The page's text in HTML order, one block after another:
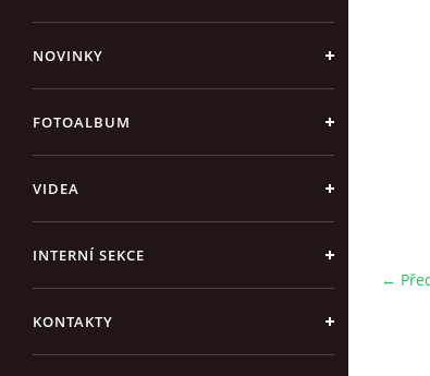
NOVINKY
FOTOALBUM
VIDEA
INTERNÍ SEKCE
KONTAKTY
←